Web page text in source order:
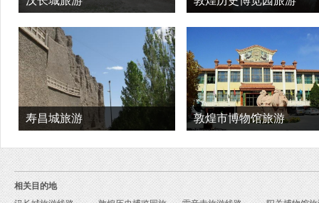
寿昌城旅游 敦煌市博物馆旅游
相关目的地